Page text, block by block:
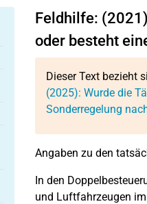
Feldhilfe:
oder besteht
Dieser Text bezieht
(2025): Wurde die
Sonderregelung
Angaben zu den
In den
und Luftfahrzeugen